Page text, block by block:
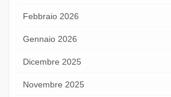
Febbraio 2026
Gennaio 2026
Dicembre 2025
Novembre 2025